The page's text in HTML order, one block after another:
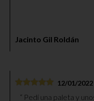
Jacinto Gil Roldán
12/01/2022